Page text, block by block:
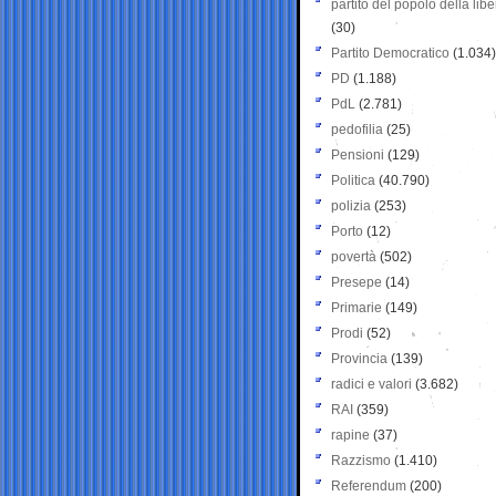
partito del popolo della
(30)
Partito Democratico (1.034)
PD (1.188)
PdL (2.781)
pedofilia (25)
Pensioni (129)
Politica (40.790)
polizia (253)
Porto (12)
povertà (502)
Presepe (14)
Primarie (149)
Prodi (52)
Provincia (139)
radici e valori (3.682)
RAI (359)
rapine (37)
Razzismo (1.410)
Referendum (200)